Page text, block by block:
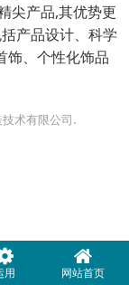
尖产品,其优势更
产品设计、科学
饰、个性化饰品
术有限公司.
用 网站首页